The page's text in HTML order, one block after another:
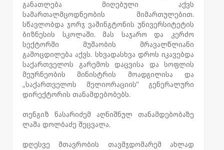
განათლება მიღებული აქვს
სამართალმცოდნეობის მიმართულებით.
სწავლობდა ჯორჯ ვაშინგტონის უნივერსიტეტის
ბიზნესის სკოლაში. მას საჯარო და კერძო
სექტორში მუშაობის მრავალწლიანი
გამოცდილება აქვს. სხვადასხვა დროს იკავებდა
საქართველოს გარემოს დაცვისა და სოფლის
მეურნეობის მინისტრის მოადგილისა და
„საქართველოს მელიორაციის“ გენერალური
დირექტორის თანამდებობებს.
თენგიზ ნასარიძემ აღნიშნულ თანამდებობაზე
ლაშა დოლბაძე შეცვალა.
დღესვე მთავრობის თავმჯდომარემ ახლად